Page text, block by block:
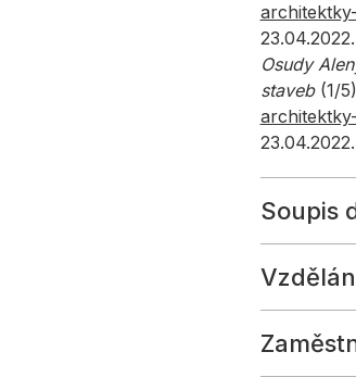
23.04.2022.
Osudy
staveb(1/
23.04.2022.
Soupis